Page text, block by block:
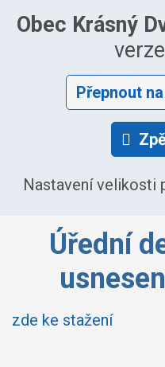
Obec Krásný
Přepnout
Nastavení velikosti
Úřední
zde ke stažení